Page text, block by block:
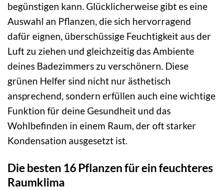
begünstigen kann. Glücklicherweise gibt es eine
Auswahl an Pflanzen, die sich hervorragend
dafür eignen, überschüssige Feuchtigkeit aus der
Luft zu ziehen und gleichzeitig das Ambiente
deines Badezimmers zu verschönern. Diese
grünen Helfer sind nicht nur ästhetisch
ansprechend, sondern erfüllen auch eine wichtige
Funktion für deine Gesundheit und das
Wohlbefinden in einem Raum, der oft starker
Kondensation ausgesetzt ist.
Die besten 16 Pflanzen für ein feuchteres
Raumklima